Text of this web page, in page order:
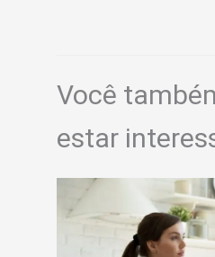
Você
estar